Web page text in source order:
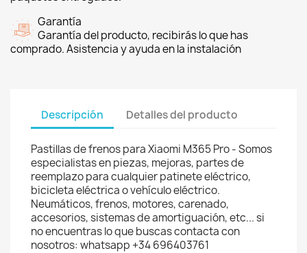
Garantía
Garantía del producto, recibirás lo que has
comprado. Asistencia y ayuda en la instalación
Descripción Detalles del producto
Pastillas de frenos para Xiaomi M365 Pro - Somos
especialistas en piezas, mejoras, partes de
reemplazo para cualquier patinete eléctrico,
bicicleta eléctrica o vehículo eléctrico.
Neumáticos, frenos, motores, carenado,
accesorios, sistemas de amortiguación, etc... si
no encuentras lo que buscas contacta con
nosotros: whatsapp +34 696403761